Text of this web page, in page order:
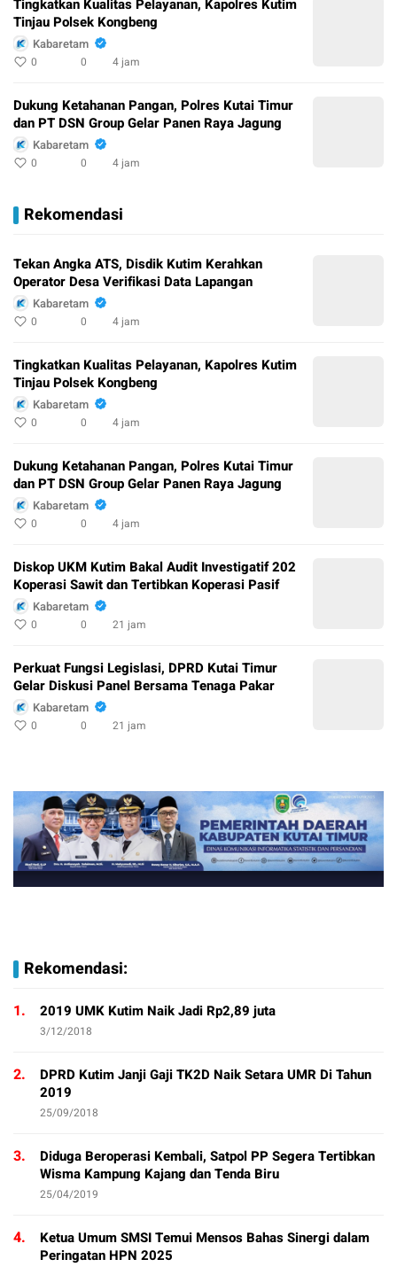
Tingkatkan Kualitas Pelayanan, Kapolres Kutim
Tinjau Polsek Kongbeng
Kabaretam
0 0 4 jam
Dukung Ketahanan Pangan, Polres Kutai Timur
dan PT DSN Group Gelar Panen Raya Jagung
Kabaretam
0 0 4 jam
Rekomendasi
Tekan Angka ATS, Disdik Kutim Kerahkan
Operator Desa Verifikasi Data Lapangan
Kabaretam
0 0 4 jam
Tingkatkan Kualitas Pelayanan, Kapolres Kutim
Tinjau Polsek Kongbeng
Kabaretam
0 0 4 jam
Dukung Ketahanan Pangan, Polres Kutai Timur
dan PT DSN Group Gelar Panen Raya Jagung
Kabaretam
0 0 4 jam
Diskop UKM Kutim Bakal Audit Investigatif 202
Koperasi Sawit dan Tertibkan Koperasi Pasif
Kabaretam
0 0 21 jam
Perkuat Fungsi Legislasi, DPRD Kutai Timur
Gelar Diskusi Panel Bersama Tenaga Pakar
Kabaretam
0 0 21 jam
Rekomendasi:
1. 2019 UMK Kutim Naik Jadi Rp2,89 juta
3/12/2018
2.
DPRD Kutim Janji Gaji TK2D Naik Setara UMR Di Tahun
2019
25/09/2018
3.
Diduga Beroperasi Kembali, Satpol PP Segera Tertibkan
Wisma Kampung Kajang dan Tenda Biru
25/04/2019
4.
Ketua Umum SMSI Temui Mensos Bahas Sinergi dalam
Peringatan HPN 2025